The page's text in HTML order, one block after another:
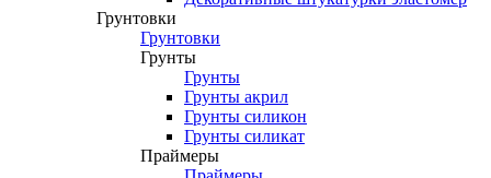
Грунтовки
Грунтовки
Грунты
Грунты
Грунты акрил
Грунты силикон
Грунты силикат
Праймеры